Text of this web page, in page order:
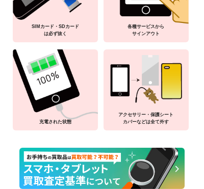
SIMカード・SDカード
は必ず抜く
各種サービスから
サインアウト
充電された状態
アクセサリー・保護シート
カバーなどは全て外す